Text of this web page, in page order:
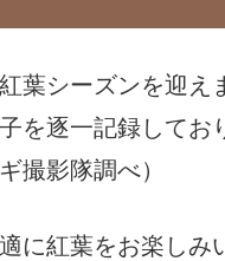
葉シーズンを迎え
を逐一記録してお
撮影隊調べ）
に紅葉をお楽しみ